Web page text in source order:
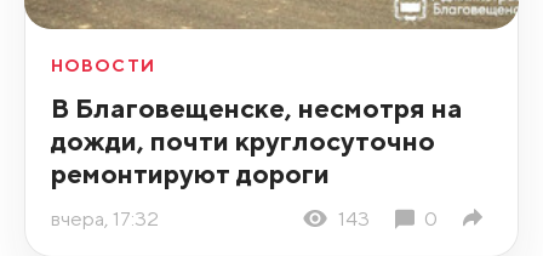
НОВОСТИ
В Благовещенске, несмотря на
дожди, почти круглосуточно
ремонтируют дороги
вчера, 17:32 143 0